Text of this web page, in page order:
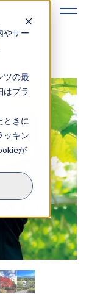
やサー
ツの最
はプラ
ときに
ッキン
が